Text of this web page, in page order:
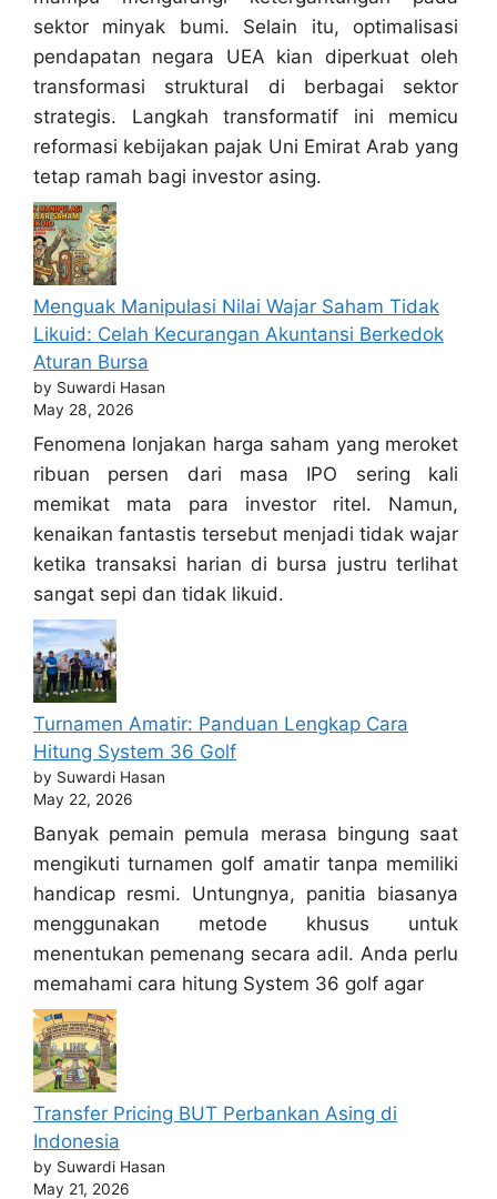
sektor minyak bumi. Selain itu, optimalisasi
pendapatan negara UEA kian diperkuat oleh
transformasi struktural di berbagai sektor
strategis. Langkah transformatif ini memicu
reformasi kebijakan pajak Uni Emirat Arab yang
tetap ramah bagi investor asing.
Menguak Manipulasi Nilai Wajar Saham Tidak
Likuid: Celah Kecurangan Akuntansi Berkedok
Aturan Bursa
by Suwardi Hasan
May 28, 2026
Fenomena lonjakan harga saham yang meroket
ribuan persen dari masa IPO sering kali
memikat mata para investor ritel. Namun,
kenaikan fantastis tersebut menjadi tidak wajar
ketika transaksi harian di bursa justru terlihat
sangat sepi dan tidak likuid.
Turnamen Amatir: Panduan Lengkap Cara
Hitung System 36 Golf
by Suwardi Hasan
May 22, 2026
Banyak pemain pemula merasa bingung saat
mengikuti turnamen golf amatir tanpa memiliki
handicap resmi. Untungnya, panitia biasanya
menggunakan metode khusus untuk
menentukan pemenang secara adil. Anda perlu
memahami cara hitung System 36 golf agar
Transfer Pricing BUT Perbankan Asing di
Indonesia
by Suwardi Hasan
May 21, 2026